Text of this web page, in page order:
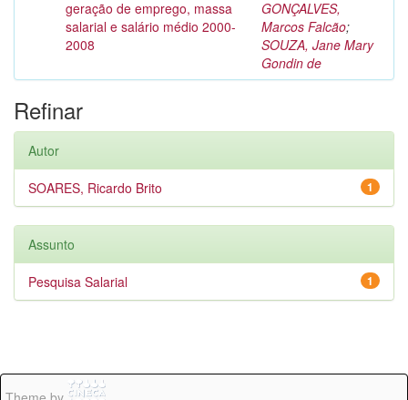
geração de emprego, massa
salarial e salário médio 2000-
2008
GONÇALVES,
Marcos Falcão;
SOUZA, Jane Mary
Gondin de
Refinar
Autor
1
SOARES, Ricardo Brito
Assunto
1
Pesquisa Salarial